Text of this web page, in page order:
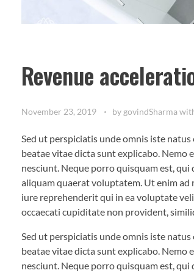
Revenue
November 23, 2019 by govindSharma
Sed ut perspiciatis unde omnis iste
beatae vitae dicta sunt explicabo.
nesciunt. Neque porro quisquam est,
aliquam quaerat voluptatem. Ut enim ad
iure reprehenderit qui in ea voluptate
occaecati cupiditate non provident,
Sed ut perspiciatis unde omnis iste
beatae vitae dicta sunt explicabo.
nesciunt. Neque porro quisquam est,